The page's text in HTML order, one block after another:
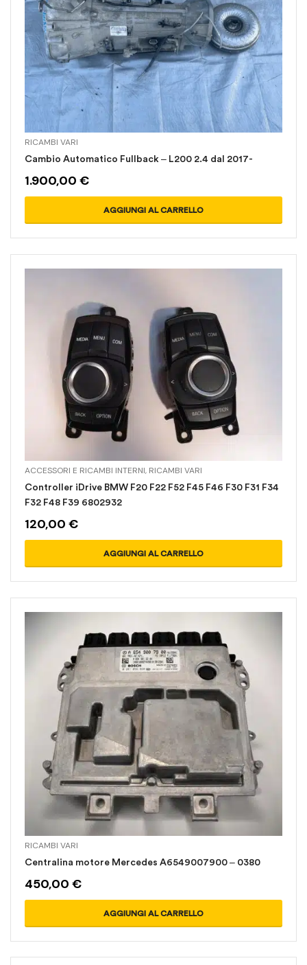
RICAMBI VARI
Cambio Automatico Fullback – L200 2.4 dal 2017-
1.900,00 €
AGGIUNGI AL CARRELLO
ACCESSORI E RICAMBI INTERNI, RICAMBI VARI
Controller iDrive BMW F20 F22 F52 F45 F46 F30 F31 F34
F32 F48 F39 6802932
120,00 €
AGGIUNGI AL CARRELLO
RICAMBI VARI
Centralina motore Mercedes A6549007900 – 0380
450,00 €
AGGIUNGI AL CARRELLO